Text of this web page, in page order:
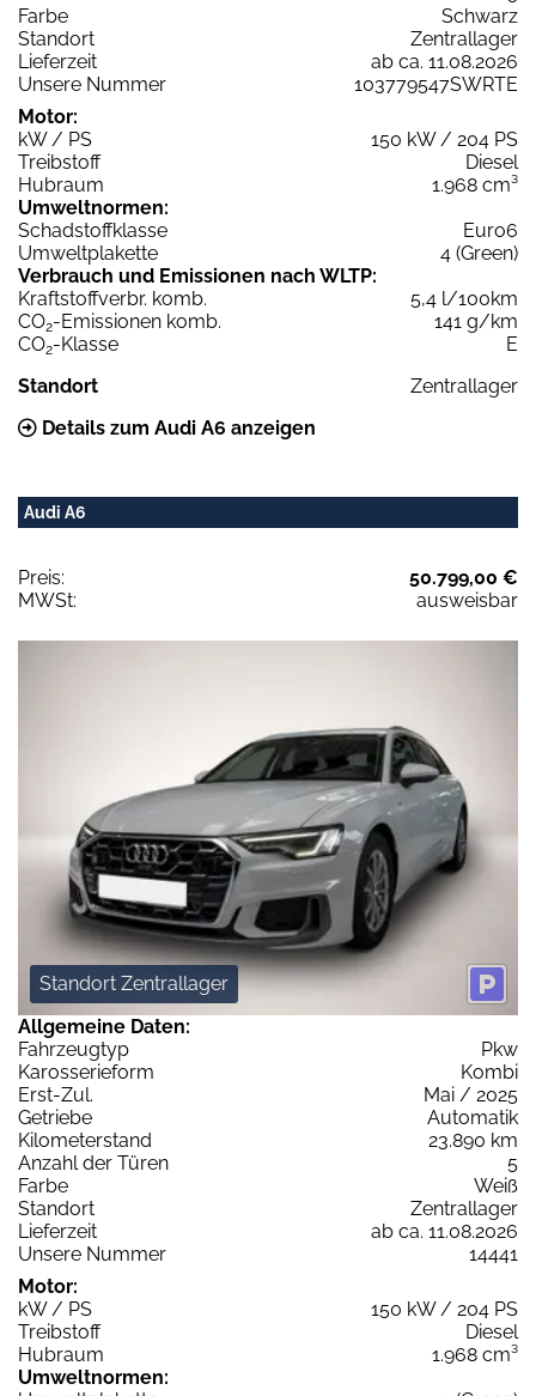
Farbe
Schwarz
Standort
Zentrallager
Lieferzeit
ab ca. 11.08.2026
Unsere Nummer
103779547SWRTE
Motor:
kW / PS
150 kW / 204 PS
Treibstoff
Diesel
Hubraum
1.968 cm³
Umweltnormen:
Schadstoffklasse
Euro6
Umweltplakette
4 (Green)
Verbrauch und Emissionen nach WLTP:
Kraftstoffverbr. komb.
5,4 l/100km
CO2-Emissionen komb.
141 g/km
CO2-Klasse
E
Standort
Zentrallager
Details zum Audi A6 anzeigen
Audi A6
Preis:
50.799,00 €
MWSt:
ausweisbar
Standort Zentrallager
Allgemeine Daten:
Fahrzeugtyp
Pkw
Karosserieform
Kombi
Erst-Zul.
Mai / 2025
Getriebe
Automatik
Kilometerstand
23.890 km
Anzahl der Türen
5
Farbe
Weiß
Standort
Zentrallager
Lieferzeit
ab ca. 11.08.2026
Unsere Nummer
14441
Motor:
kW / PS
150 kW / 204 PS
Treibstoff
Diesel
Hubraum
1.968 cm³
Umweltnormen: